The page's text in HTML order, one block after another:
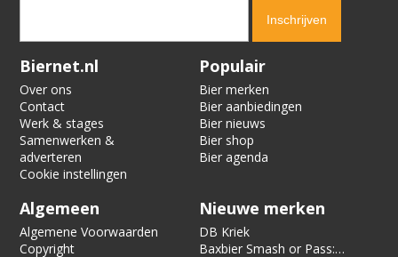
Verification code:
Biernet.nl
Over ons
Contact
Werk & stages
Samenwerken &
adverteren
Cookie instellingen
Populair
Bier merken
Bier aanbiedingen
Bier nieuws
Bier shop
Bier agenda
Algemeen
Algemene Voorwaarden
Copyright
Nieuwe merken
DB Kriek
Baxbier Smash or Pass: